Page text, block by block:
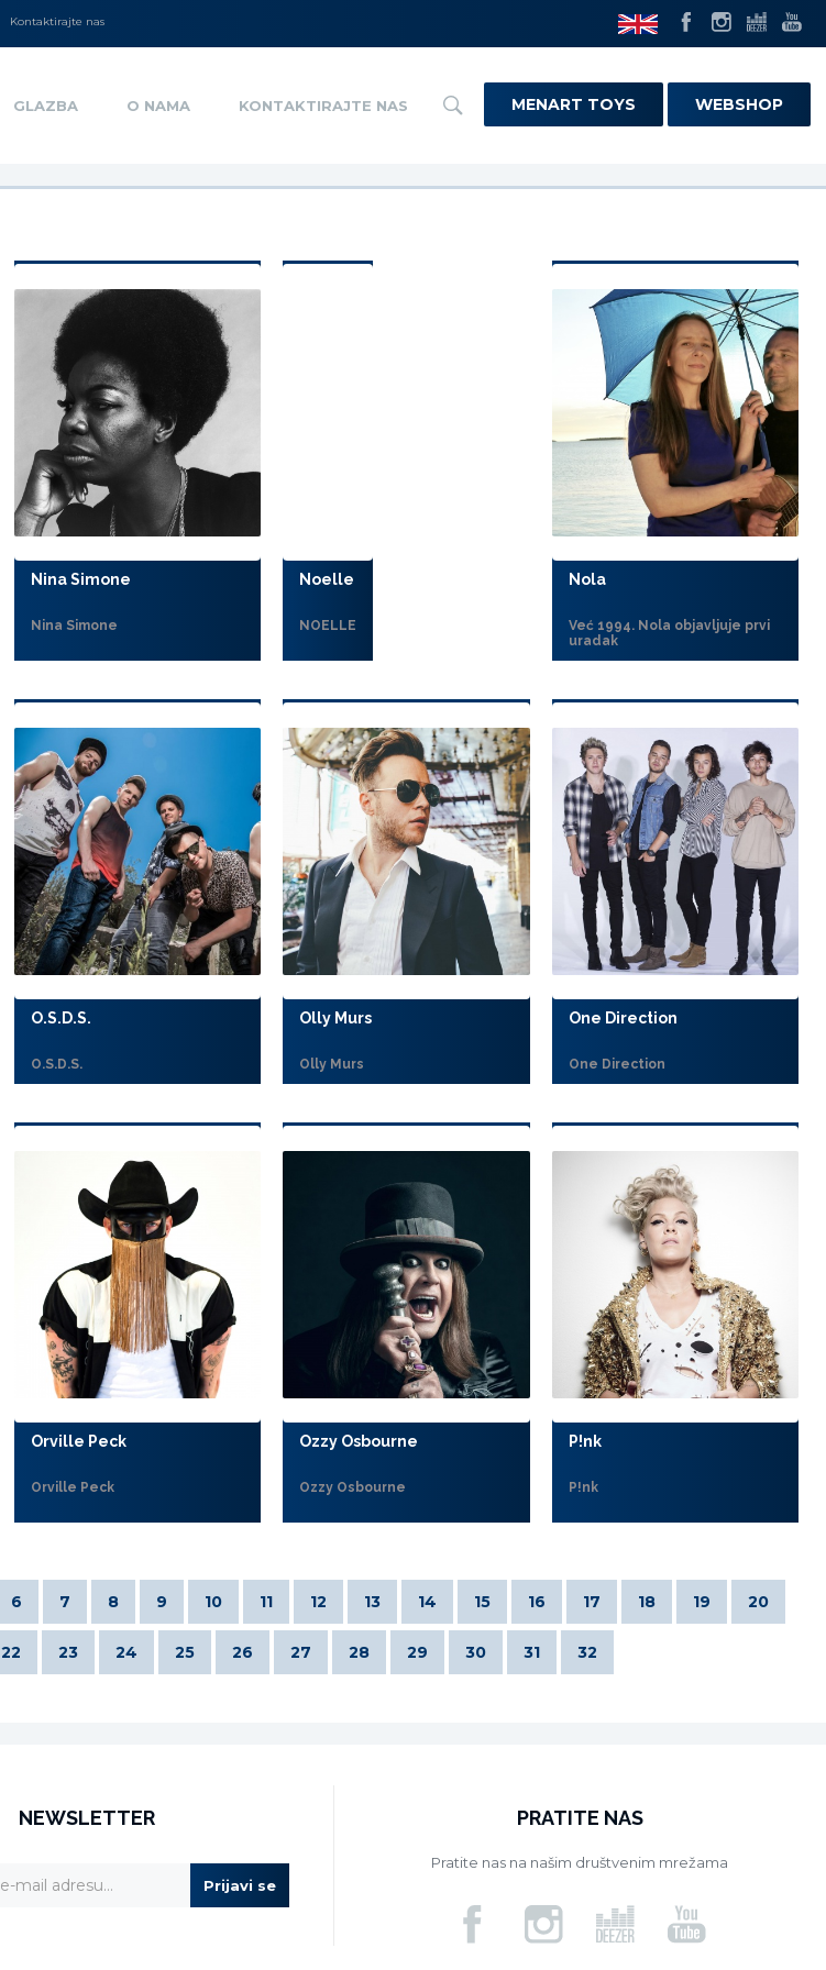
Kontaktirajte nas
GLAZBA O NAMA KONTAKTIRAJTE NAS MENART TOYS WEBSHOP
Nina Simone
Nina Simone
Noelle
NOELLE
Nola
Već 1994. Nola objavljuje prvi
uradak
O.S.D.S.
O.S.D.S.
Olly Murs
Olly Murs
One Direction
One Direction
Orville Peck
Orville Peck
Ozzy Osbourne
Ozzy Osbourne
P!nk
P!nk
6 7 8 9 10 11 12 13 14 15 16 17 18 19 20
22 23 24 25 26 27 28 29 30 31 32
NEWSLETTER
Prijavi se
PRATITE NAS
Pratite nas na našim društvenim mrežama